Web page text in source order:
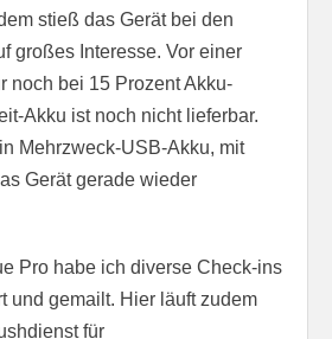
stieß das Gerät bei den
großes Interesse. Vor einer
noch bei 15 Prozent Akku-
Akku ist noch nicht lieferbar.
Mehrzweck-USB-Akku, mit
Gerät gerade wieder
Pro habe ich diverse Check-ins
und gemailt. Hier läuft zudem
für